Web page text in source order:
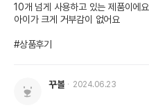
10개 넘게 사용하고 있는 제품이에요
아이가 크게 거부감이 없어요
#상품후기
꾸볼 2024.06.23